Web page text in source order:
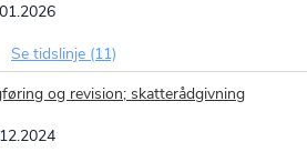
Se tidslinje (11)
og revision; skatterådgivning